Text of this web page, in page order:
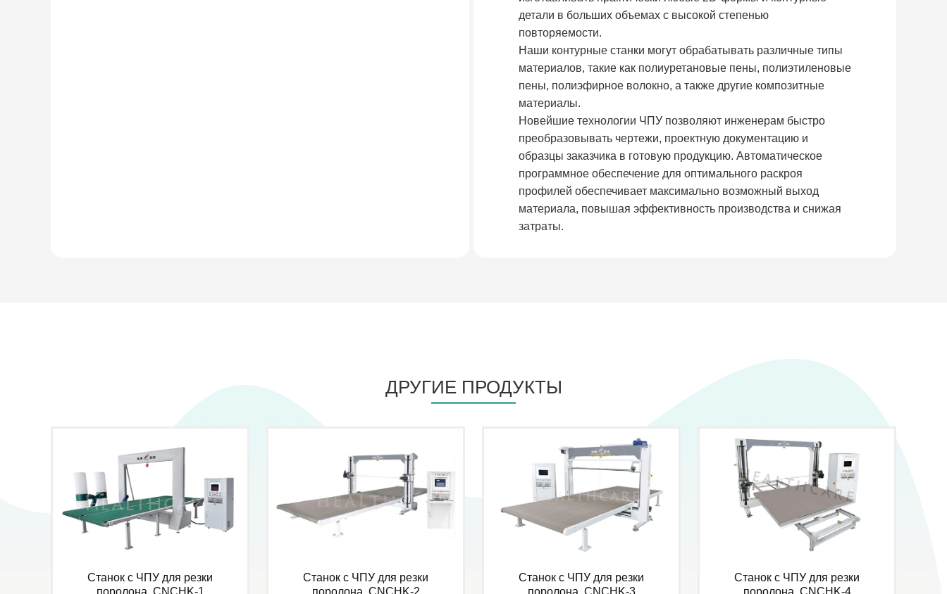
детали в больших объемах с высокой степенью
повторяемости.
Наши контурные станки могут обрабатывать различные типы
материалов, такие как полиуретановые пены, полиэтиленовые
пены, полиэфирное волокно, а также другие композитные
материалы.
Новейшие технологии ЧПУ позволяют инженерам быстро
преобразовывать чертежи, проектную документацию и
образцы заказчика в готовую продукцию. Автоматическое
программное обеспечение для оптимального раскроя
профилей обеспечивает максимально возможный выход
материала, повышая эффективность производства и снижая
затраты.
ДРУГИЕ ПРОДУКТЫ
Станок с ЧПУ для резки
поролона, CNCHK-1
Станок с ЧПУ для резки
поролона, CNCHK-2
Станок с ЧПУ для резки
поролона, CNCHK-3
Станок с ЧПУ для резки
поролона, CNCHK-4